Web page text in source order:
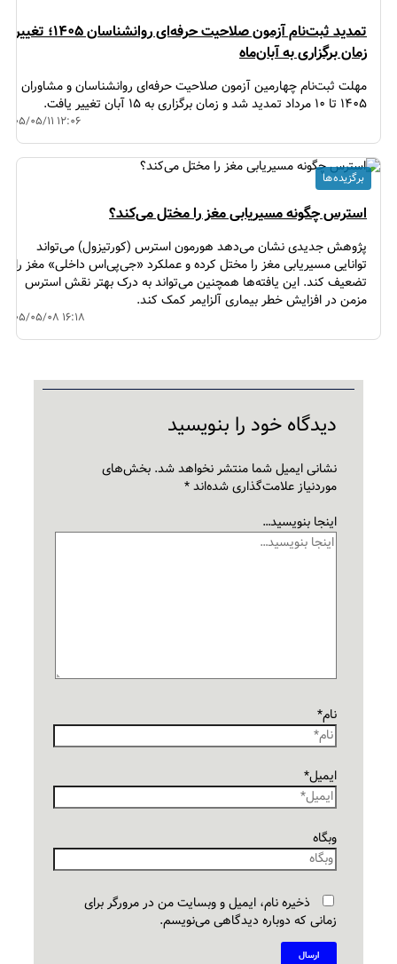
تمدید ثبت‌نام آزمون صلاحیت حرفه‌ای روانشناسان ۱۴۰۵؛ تغییر
زمان برگزاری به آبان‌ماه
مهلت ثبت‌نام چهارمین آزمون صلاحیت حرفه‌ای روانشناسان و مشاوران
۱۴۰۵ تا ۱۰ مرداد تمدید شد و زمان برگزاری به ۱۵ آبان تغییر یافت.
۱۴۰۵/۰۵/۱۱ ۱۲:۰۶
استرس چگونه مسیریابی مغز را مختل می‌کند؟
پژوهش جدیدی نشان می‌دهد هورمون استرس (کورتیزول) می‌تواند
توانایی مسیریابی مغز را مختل کرده و عملکرد «جی‌پی‌اس داخلی» مغز را
تضعیف کند. این یافته‌ها همچنین می‌تواند به درک بهتر نقش استرس
مزمن در افزایش خطر بیماری آلزایمر کمک کند.
۱۴۰۵/۰۵/۰۸ ۱۶:۱۸
برگزیده ها
دیدگاه‌ خود را بنویسید
نشانی ایمیل شما منتشر نخواهد شد. بخش‌های
موردنیاز علامت‌گذاری شده‌اند*
اینجا بنویسید…
نام*
ایمیل*
وبگاه
ذخیره نام، ایمیل و وبسایت من در مرورگر برای
زمانی که دوباره دیدگاهی می‌نویسم.